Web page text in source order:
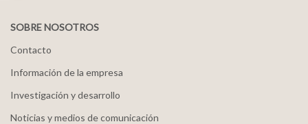
SOBRE NOSOTROS
Contacto
Información de la empresa
Investigación y desarrollo
Noticias y medios de comunicación